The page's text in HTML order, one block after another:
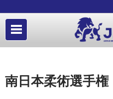
南日本柔術選手権